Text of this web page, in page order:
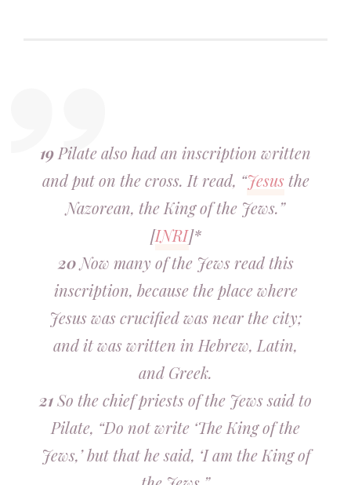
19 Pilate also had an inscription written
and put on the cross. It read, “Jesusthe
Nazorean, the King of the Jews.”
[INRI]*
20Now many of the Jews read this
inscription, because the place where
Jesus was crucified was near the city;
and it was written in Hebrew, Latin,
and Greek.
21So the chief priests of the Jews said to
Pilate, “Do not write ‘The King of the
Jews,’ but that he said, ‘I am the King of